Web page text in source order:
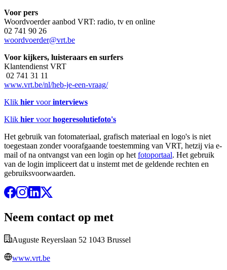
Voor pers
Woordvoerder aanbod VRT: radio, tv en online
02 741 90 26
woordvoerder@vrt.be
Voor kijkers, luisteraars en surfers
Klantendienst VRT
02 741 31 11
www.vrt.be/nl/heb-je-een-vraag/
Klik hier voorinterviews
Klik hier voorhogeresolutiefoto's
Het gebruik van fotomateriaal, grafisch materiaal en logo's is niet
toegestaan zonder voorafgaande toestemming van VRT, hetzij via e-
mail of na ontvangst van een login op het fotoportaal. Het gebruik
van de login impliceert dat u instemt met de geldende rechten en
gebruiksvoorwaarden.
Neem contact op met
Auguste Reyerslaan 52 1043 Brussel
www.vrt.be